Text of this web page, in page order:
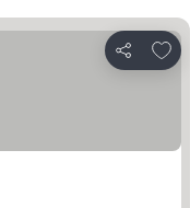
Compartir